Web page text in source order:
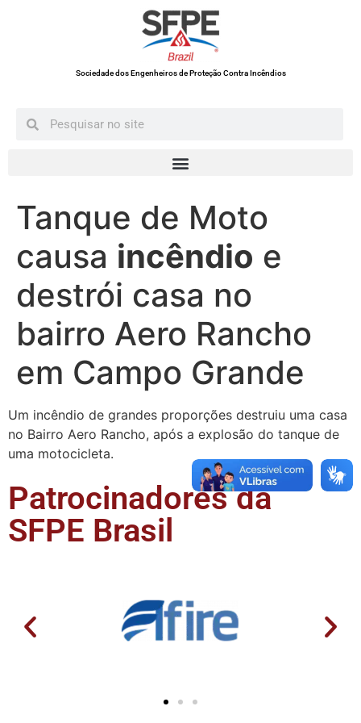
Sociedade dos Engenheiros de Proteção Contra Incêndios
Tanque de Moto
causa incêndio e
destrói casa no
bairro Aero Rancho
em Campo Grande
Um incêndio de grandes proporções destruiu uma casa
no Bairro Aero Rancho, após a explosão do tanque de
uma motocicleta.
Patrocinadores da
SFPE Brasil